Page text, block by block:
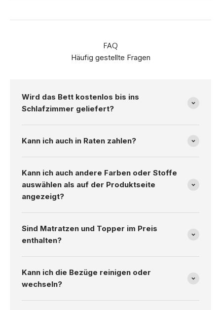
FAQ
Häufig gestellte Fragen
Wird das Bett kostenlos bis ins
Schlafzimmer geliefert?
Kann ich auch in Raten zahlen?
Kann ich auch andere Farben oder Stoffe
auswählen als auf der Produktseite
angezeigt?
Sind Matratzen und Topper im Preis
enthalten?
Kann ich die Bezüge reinigen oder
wechseln?